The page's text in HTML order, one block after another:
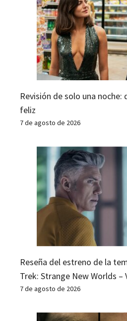
Revisión de solo una
feliz
7 de agosto de 2026
Reseña del estreno de la
Trek: Strange New Worlds –
7 de agosto de 2026